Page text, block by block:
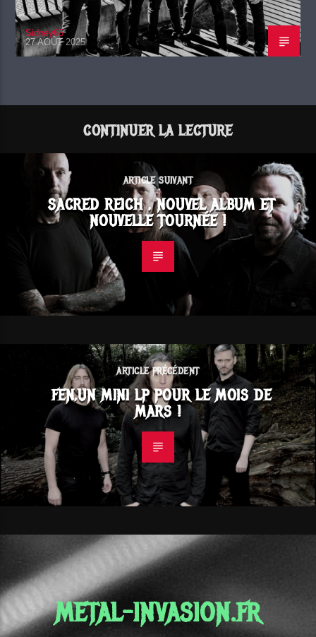
Sidney65
27 AOÛT 2025
CONTINUER LA LECTURE
ARTICLE SUIVANT
SACRED REICH , NOUVEL ALBUM ET
NOUVELLE TOURNÉE !
ARTICLE PRÉCÉDENT
FEN,UN MINI LP POUR LE MOIS DE
MARS !
METAL-INVASION.FR